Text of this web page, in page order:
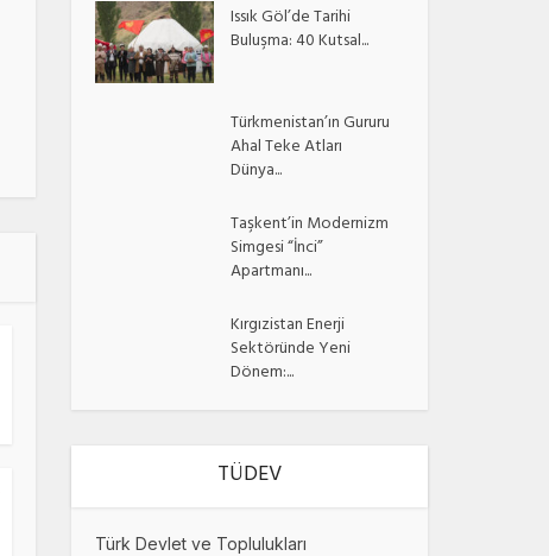
Issık Göl’de Tarihi
Buluşma: 40 Kutsal...
Türkmenistan’ın Gururu
Ahal Teke Atları
Dünya...
Taşkent’in Modernizm
Simgesi “İnci”
Apartmanı...
Kırgızistan Enerji
Sektöründe Yeni
Dönem:...
TÜDEV
Türk Devlet ve Toplulukları